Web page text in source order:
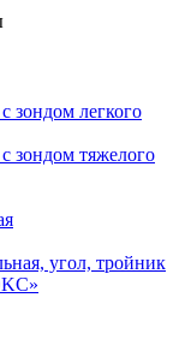
легкого
зондом тяжелого
угол, тройник